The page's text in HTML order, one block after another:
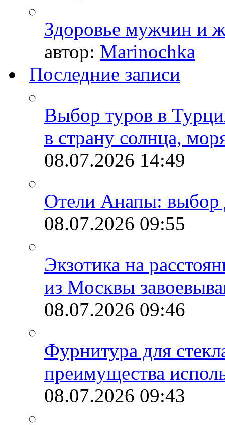
Здоровье мужчин и
автор: Marinochka
Последние записи
Выбор туров в
в страну солнца,
08.07.2026 14:49
Отели Анапы: выбор
08.07.2026 09:55
Экзотика на
из Москвы
08.07.2026 09:46
Фурнитура для
преимущества
08.07.2026 09:43